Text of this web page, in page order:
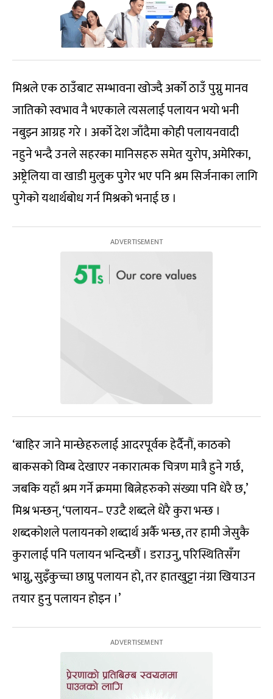
मिश्रले एक ठाउँबाट सम्भावना खोज्दै अर्को ठाउँ पुग्नु मानव
जातिको स्वभाव नै भएकाले त्यसलाई पलायन भयो भनी
नबुझ्न आग्रह गरे । अर्को देश जाँदैमा कोही पलायनवादी
नहुने भन्दै उनले सहरका मानिसहरु समेत युरोप, अमेरिका,
अष्ट्रेलिया वा खाडी मुलुक पुगेर भए पनि श्रम सिर्जनाका लागि
पुगेको यथार्थबोध गर्न मिश्रको भनाई छ ।
‘बाहिर जाने मान्छेहरुलाई आदरपूर्वक हेर्दैनौं, काठको
बाकसको विम्ब देखाएर नकारात्मक चित्रण मात्रै हुने गर्छ,
जबकि यहाँ श्रम गर्ने क्रममा बित्नेहरुको संख्या पनि धेरै छ,’
मिश्र भन्छन्, ‘पलायन– एउटै शब्दले धेरै कुरा भन्छ ।
शब्दकोशले पलायनको शब्दार्थ अर्कै भन्छ, तर हामी जेसुकै
कुरालाई पनि पलायन भन्दिन्छौं । डराउनु, परिस्थितिसँग
भाग्नु, सुइँकुच्चा छाप्नु पलायन हो, तर हातखुट्टा नंग्रा खियाउन
तयार हुनु पलायन होइन ।’